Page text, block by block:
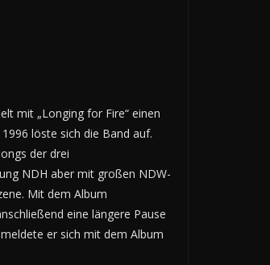
mit „Longing for Fire“ einen
löste sich die Band auf.
der drei
NDH aber mit großen NDW-
Mit dem Album
eine längere Pause
er sich mit dem Album